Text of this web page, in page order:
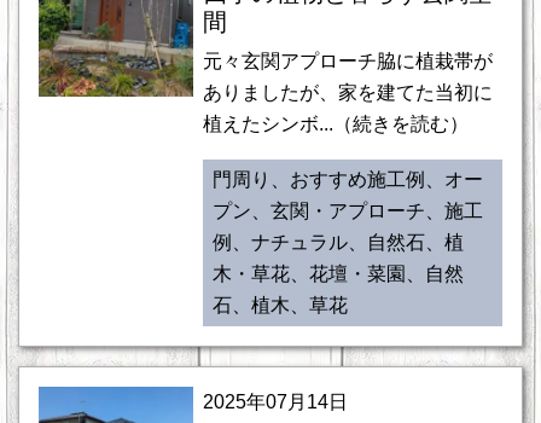
間
元々玄関アプローチ脇に植栽帯が
ありましたが、家を建てた当初に
植えたシンボ...（続きを読む）
門周り、おすすめ施工例、オー
プン、玄関・アプローチ、施工
例、ナチュラル、自然石、植
木・草花、花壇・菜園、自然
石、植木、草花
2025年07月14日